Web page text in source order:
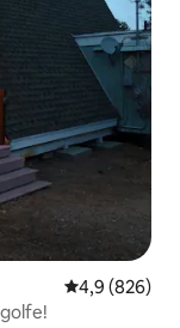
4,9 de uma
4,9 (826)